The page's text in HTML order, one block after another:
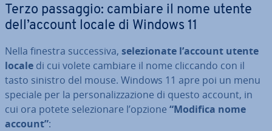
Terzo passaggio: cambiare il nome utente
dell’account locale di Windows 11
Nella finestra suc­ces­si­va, se­le­zio­na­te l’account utente
locale di cui volete cambiare il nome cliccando con il
tasto sinistro del mouse. Windows 11 apre poi un menu
speciale per la per­so­na­liz­za­zio­ne di questo account, in
cui ora potete se­le­zio­na­re l’opzione “Modifica nome
account”: